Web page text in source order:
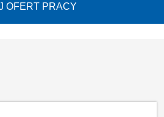
OFERT PRACY